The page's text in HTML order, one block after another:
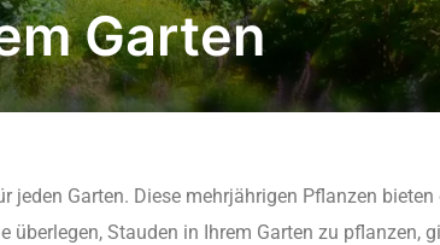
Garten
Garten. Diese mehrjährigen Pflanzen
überlegen, Stauden in Ihrem Garten zu pflanzen,